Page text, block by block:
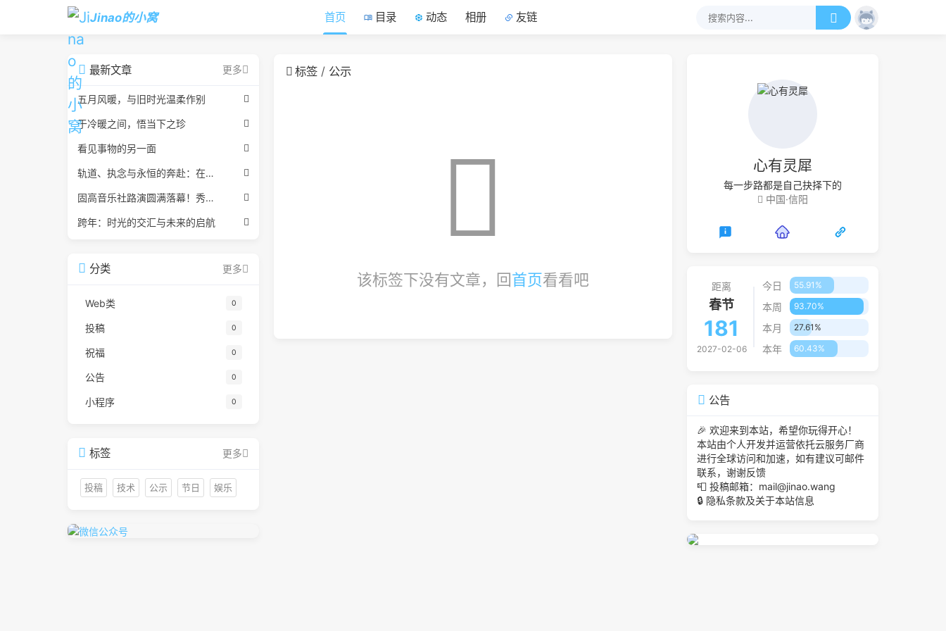
Jinao的小窝 首页 目录 动态 相册 友链
标签 公示
该标签下没有文章，回首页看看吧
最新文章 更多
五月风暖，与旧时光温柔作别
于冷暖之间，悟当下之珍
看见事物的另一面
轨道、执念与永恒的奔赴：在相遇与别离的宇宙里回响
固高音乐社路演圆满落幕！秀水黄昏的青春回响仍在
跨年：时光的交汇与未来的启航
分类 更多
Web类 0
投稿 0
祝福 0
公告 0
小程序 0
标签 更多
投稿 技术 公示 节日 娱乐
心有灵犀
每一步路都是自己抉择下的
中国·信阳
距离
春节
181
2027-02-06
今日 55.91%
本周 93.70%
本月 27.61%
本年 60.43%
公告
🎉 欢迎来到本站，希望你玩得开心！
本站由个人开发并运营依托云服务厂商
进行全球访问和加速，如有建议可邮件
联系，谢谢反馈
📮 投稿邮箱：mail@jinao.wang
🔒 隐私条款及关于本站信息